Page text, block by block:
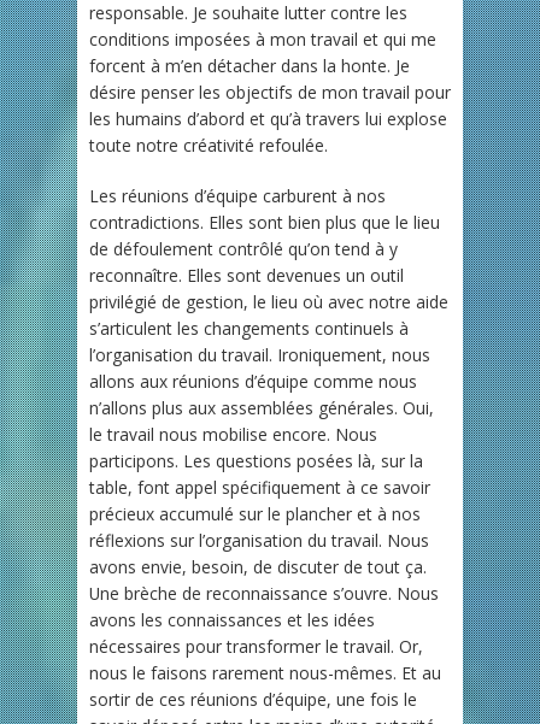
responsable. Je souhaite lutter contre les
conditions imposées à mon travail et qui me
forcent à m’en détacher dans la honte. Je
désire penser les objectifs de mon travail pour
les humains d’abord et qu’à travers lui explose
toute notre créativité refoulée.
Les réunions d’équipe carburent à nos
contradictions. Elles sont bien plus que le lieu
de défoulement contrôlé qu’on tend à y
reconnaître. Elles sont devenues un outil
privilégié de gestion, le lieu où avec notre aide
s’articulent les changements continuels à
l’organisation du travail. Ironiquement, nous
allons aux réunions d’équipe comme nous
n’allons plus aux assemblées générales. Oui,
le travail nous mobilise encore. Nous
participons. Les questions posées là, sur la
table, font appel spécifiquement à ce savoir
précieux accumulé sur le plancher et à nos
réflexions sur l’organisation du travail. Nous
avons envie, besoin, de discuter de tout ça.
Une brèche de reconnaissance s’ouvre. Nous
avons les connaissances et les idées
nécessaires pour transformer le travail. Or,
nous le faisons rarement nous-mêmes. Et au
sortir de ces réunions d’équipe, une fois le